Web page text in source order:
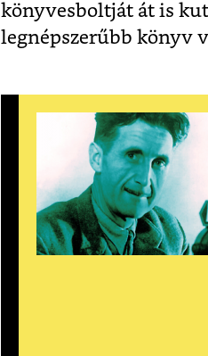
könyvesboltját át is
legnépszerűbb könyv